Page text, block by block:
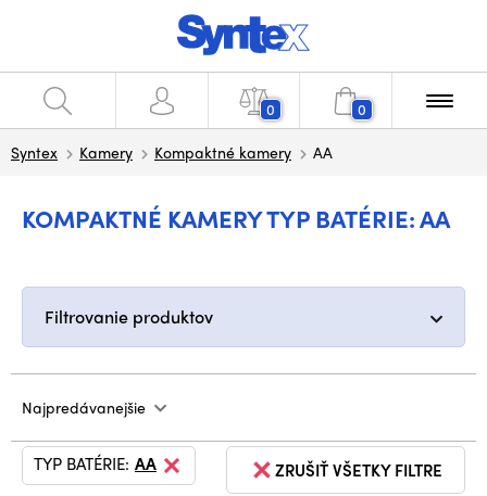
0 0
Syntex Kamery Kompaktné kamery AA
KOMPAKTNÉ KAMERY TYP BATÉRIE: AA
Filtrovanie produktov
Najpredávanejšie
ZRUŠIŤ VŠETKY FILTRE
TYP BATÉRIE: AA